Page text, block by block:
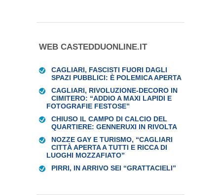
WEB CASTEDDUONLINE.IT
CAGLIARI, FASCISTI FUORI DAGLI
SPAZI PUBBLICI: È POLEMICA APERTA
CAGLIARI, RIVOLUZIONE-DECORO IN
CIMITERO: “ADDIO A MAXI LAPIDI E
FOTOGRAFIE FESTOSE”
CHIUSO IL CAMPO DI CALCIO DEL
QUARTIERE: GENNERUXI IN RIVOLTA
NOZZE GAY E TURISMO, “CAGLIARI
CITTÀ APERTA A TUTTI E RICCA DI
LUOGHI MOZZAFIATO”
PIRRI, IN ARRIVO SEI “GRATTACIELI”